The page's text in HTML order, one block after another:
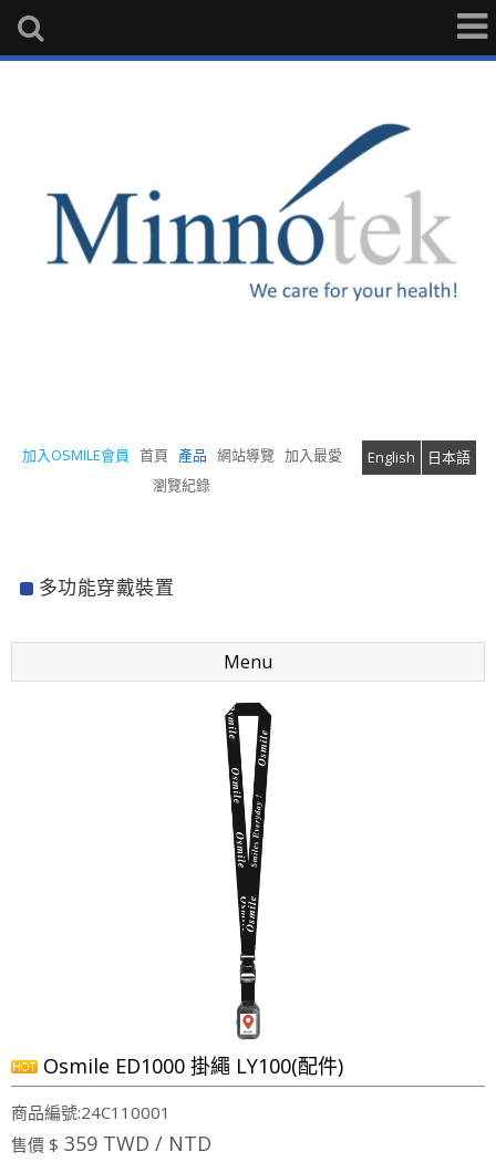
加入OSMILE會員 首頁 產品 網站導覽 English 日本語
加入最愛
瀏覽紀錄
多功能穿戴裝置
Menu
Osmile ED1000 掛繩 LY100(配件)
商品編號:24C110001
售價 $ 359 TWD / NTD